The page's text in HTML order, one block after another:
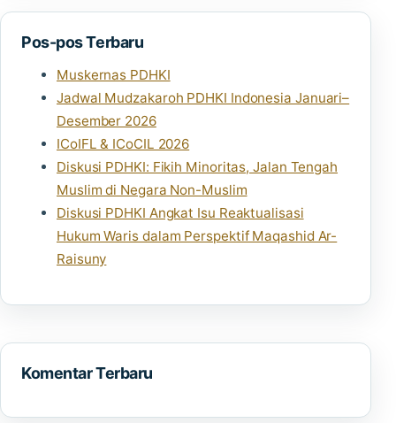
Pos-pos Terbaru
Muskernas PDHKI
Jadwal Mudzakaroh PDHKI Indonesia Januari–
Desember 2026
ICoIFL & ICoCIL 2026
Diskusi PDHKI: Fikih Minoritas, Jalan Tengah
Muslim di Negara Non-Muslim
Diskusi PDHKI Angkat Isu Reaktualisasi
Hukum Waris dalam Perspektif Maqashid Ar-
Raisuny
Komentar Terbaru